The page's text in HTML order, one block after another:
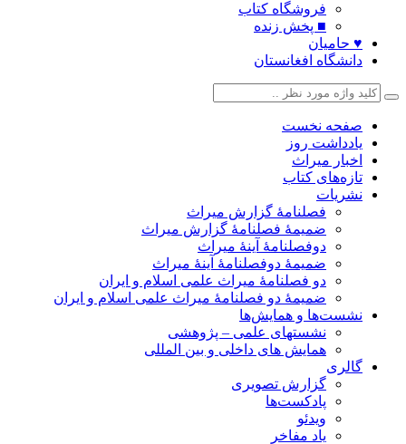
فروشگاه کتاب
■ پخش زنده
♥ حامیان
دانشگاه افغانستان
صفحه نخست
یادداشت روز
اخبار میراث
تازه‌های کتاب
نشریات
فصلنامۀ گزارش میراث
ضمیمۀ فصلنامۀ گزارش میراث
دوفصلنامۀ آینۀ میراث
ضمیمۀ دوفصلنامۀ آینۀ میراث
دو فصلنامۀ میراث علمی اسلام و ایران
ضمیمۀ دو فصلنامۀ میراث علمی اسلام و ایران
نشست‌ها و همایش‌ها
نشستهای علمی – پژوهشی
همایش های داخلی و بین المللی
گالری
گزارش تصویری
پادکست‌ها
ویدئو
یاد مفاخر